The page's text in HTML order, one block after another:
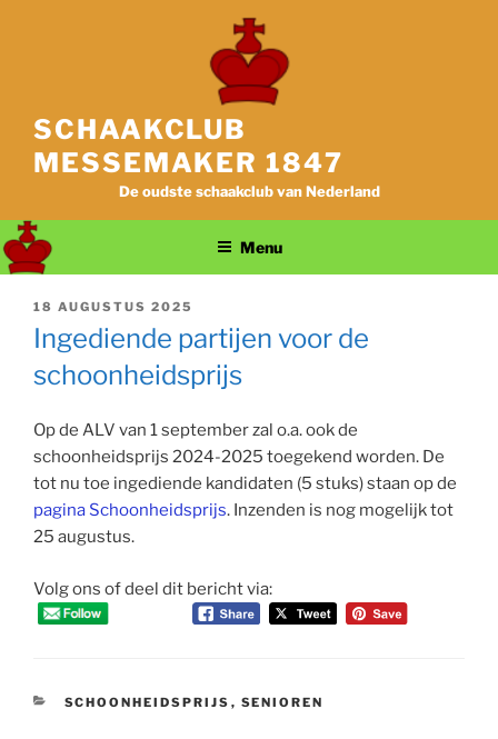
SCHAAKCLUB
MESSEMAKER 1847
De oudste schaakclub van Nederland
Menu
GEPLAATST
OP
18 AUGUSTUS 2025
Ingediende partijen voor de
schoonheidsprijs
Op de ALV van 1 september zal o.a. ook de
schoonheidsprijs 2024-2025 toegekend worden. De
tot nu toe ingediende kandidaten (5 stuks) staan op de
pagina Schoonheidsprijs. Inzenden is nog mogelijk tot
25 augustus.
Volg ons of deel dit bericht via:
CATEGORIEËN
SCHOONHEIDSPRIJS , SENIOREN